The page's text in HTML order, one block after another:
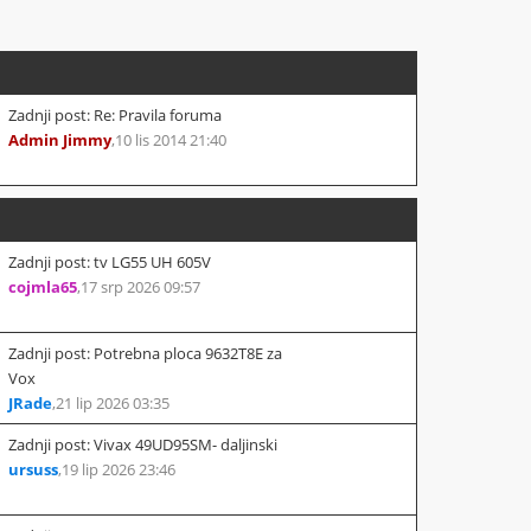
Zadnji post: Re: Pravila foruma
Admin Jimmy,10 lis 2014 21:40
Zadnji post: tv LG55 UH 605V
cojmla65,17 srp 2026 09:57
Zadnji post: Potrebna ploca 9632T8E za
Vox
JRade,21 lip 2026 03:35
Zadnji post: Vivax 49UD95SM- daljinski
ursuss,19 lip 2026 23:46